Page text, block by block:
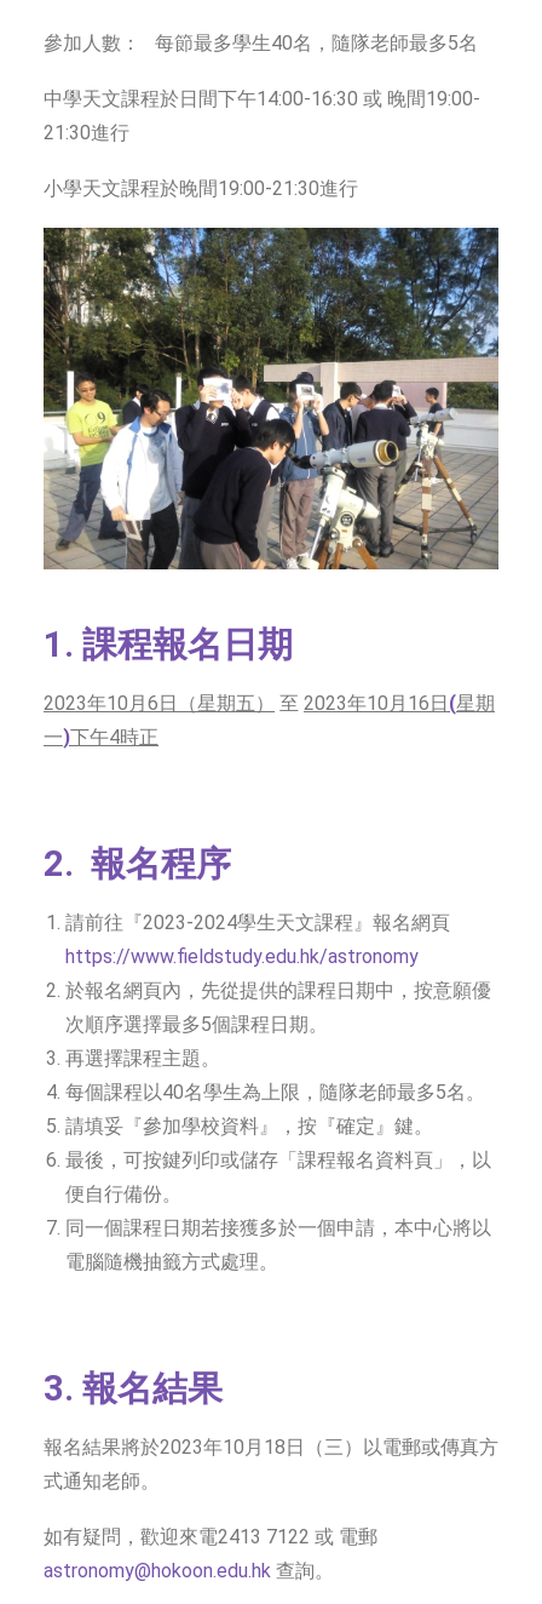
參加人數： 每節最多學生40名，隨隊老師最多5名
中學天文課程於日間下午14:00-16:30 或 晚間19:00-
21:30進行
小學天文課程於晚間19:00-21:30進行
1. 課程報名日期
2023年10月6日（星期五） 至 2023年10月16日 (星期
一)下午4時正
2. 報名程序
請前往『2023-2024學生天文課程』報名網頁
https://www.fieldstudy.edu.hk/astronomy
於報名網頁內，先從提供的課程日期中，按意願優
次順序選擇最多5個課程日期。
再選擇課程主題。
每個課程以40名學生為上限，隨隊老師最多5名。
請填妥『參加學校資料』，按『確定』鍵。
最後，可按鍵列印或儲存「課程報名資料頁」，以
便自行備份。
同一個課程日期若接獲多於一個申請，本中心將以
電腦隨機抽籤方式處理。
3. 報名結果
報名結果將於2023年10月18日（三）以電郵或傳真方
式通知老師。
如有疑問，歡迎來電2413 7122 或 電郵
astronomy@hokoon.edu.hk 查詢。